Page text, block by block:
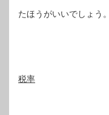
たほうがいいでしょう。
税率